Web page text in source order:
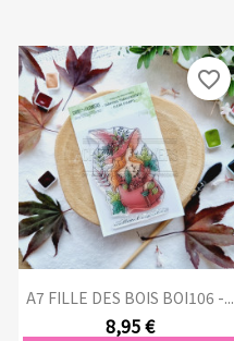
A7 FILLE DES BOIS BOI106 -...
8,95 €
favorite_border